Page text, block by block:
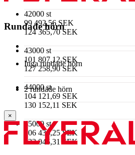
42000 st
99 492,56 SEK
124 365,70 SEK
43000 st
101 807,12 SEK
127 258,90 SEK
44000 st
104 121,69 SEK
130 152,11 SEK
45000 st
106 436,25 SEK
133 045,31 SEK
Rundade hörn
Inga rundade hörn
2 rundade hörn
×